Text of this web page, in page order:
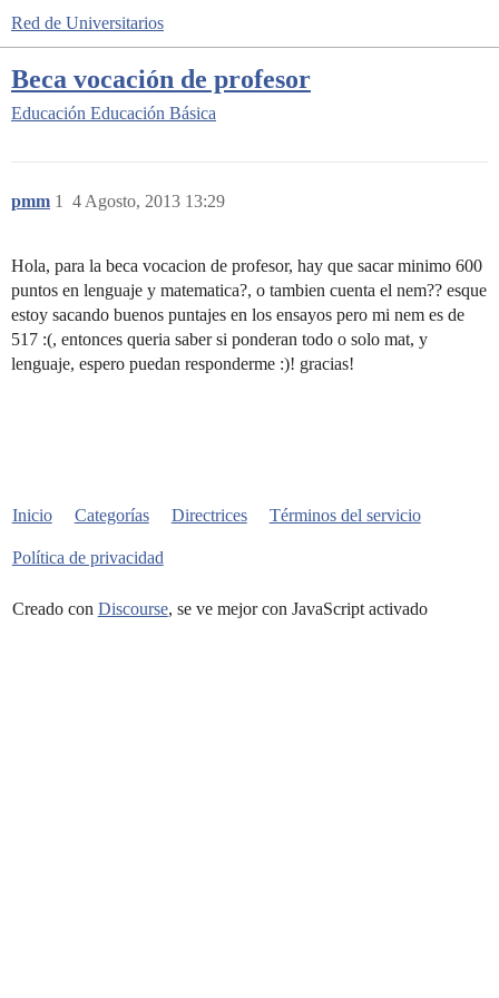
Red de Universitarios
Beca vocación de profesor
Educación Educación Básica
pmm 4 Agosto, 2013 13:29
1
Hola, para la beca vocacion de profesor, hay que sacar minimo 600
puntos en lenguaje y matematica?, o tambien cuenta el nem?? esque
estoy sacando buenos puntajes en los ensayos pero mi nem es de
517 :(, entonces queria saber si ponderan todo o solo mat, y
lenguaje, espero puedan responderme :)! gracias!
Inicio Categorías Directrices Términos del servicio
Política de privacidad
Creado con Discourse, se ve mejor con JavaScript activado